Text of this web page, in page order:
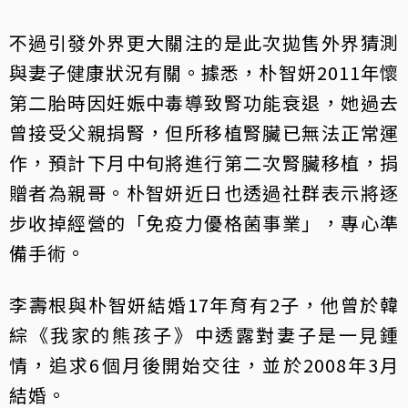
不過引發外界更大關注的是此次拋售外界猜測
與妻子健康狀況有關。據悉，朴智妍2011年懷
第二胎時因妊娠中毒導致腎功能衰退，她過去
曾接受父親捐腎，但所移植腎臟已無法正常運
作，預計下月中旬將進行第二次腎臟移植，捐
贈者為親哥。朴智妍近日也透過社群表示將逐
步收掉經營的「免疫力優格菌事業」，專心準
備手術。
李壽根與朴智妍結婚17年育有2子，他曾於韓
綜《我家的熊孩子》中透露對妻子是一見鍾
情，追求6個月後開始交往，並於2008年3月
結婚。